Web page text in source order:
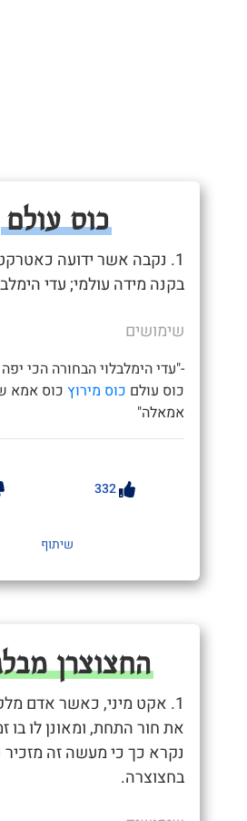
כוס עולם
1. נקבה אשר ידועה
בקנה מידה עולמי; עדי
שימושים
-"עדי הימלבלוי הבחורה הכי
כוס עולם כוס מירוץ כוס אמא
אמאלה"
332
שיתוף
החצוצרן
1. אקט מיני, כאשר אדם
את חור התחת, ומאונן לו בו
נקרא כך כי מעשה זה מזכיר
בחצוצרה.